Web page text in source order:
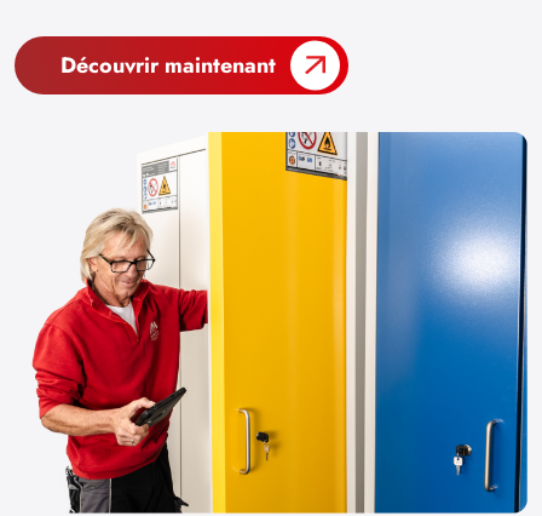
Découvrir maintenant